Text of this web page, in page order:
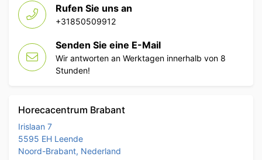
Rufen Sie uns an
+31850509912
Senden Sie eine E-Mail
Wir antworten an Werktagen innerhalb von 8
Stunden!
Horecacentrum Brabant
Irislaan 7
5595 EH Leende
Noord-Brabant, Nederland